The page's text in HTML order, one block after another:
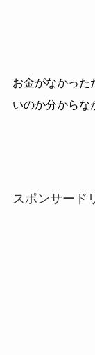
お金がなかった
いのか分からな
スポンサード